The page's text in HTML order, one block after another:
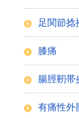
足関節捻
膝痛
腸脛靭帯
有痛性外